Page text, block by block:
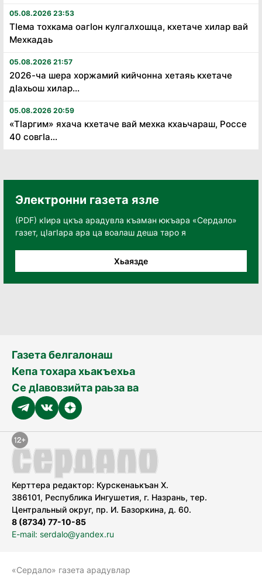
05.08.2026 23:53
Тӏема тохкама оагӏон кулгалхошца, кхетаче хилар вай
Мехкадаь
05.08.2026 21:57
2026-ча шера хоржамий кийчонна хетаяь кхетаче
дӏахьош хилар...
05.08.2026 20:59
«Тӏаргим» яхача кхетаче вай мехка кхаьчараш, Россе
40 совгӏа...
Электронни газета язле
(PDF) кӀира цкъа арадувла къаман юкъара «Сердало»
газет, цӀагӀара ара ца воалаш деша таро я
Хьаязде
Газета белгалонаш
Кепа тохара хьакъехьа
Се дӀавовзийта раьза ва
Керттера редактор: Курскенаькъан Х.
386101, Республика Ингушетия, г. Назрань, тер.
Центральный округ, пр. И. Базоркина, д. 60.
8 (8734) 77-10-85
E-mail: serdalo@yandex.ru
«Сердало» газета арадувлар